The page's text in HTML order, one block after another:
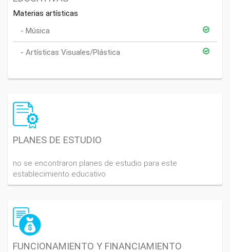
Materias artísticas
Música
Artísticas Visuales/Plástica
PLANES DE ESTUDIO
no se encontraron planes de estudio para este
establecimiento educativo
FUNCIONAMIENTO Y FINANCIAMIENTO